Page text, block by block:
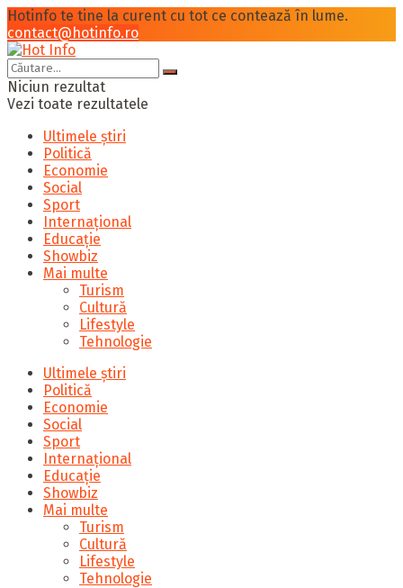
Hotinfo te tine la curent cu tot ce contează în lume.
contact@hotinfo.ro
Niciun rezultat
Vezi toate rezultatele
Ultimele știri
Politică
Economie
Social
Sport
Internațional
Educație
Showbiz
Mai multe
Turism
Cultură
Lifestyle
Tehnologie
Ultimele știri
Politică
Economie
Social
Sport
Internațional
Educație
Showbiz
Mai multe
Turism
Cultură
Lifestyle
Tehnologie